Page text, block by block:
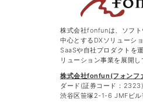
株式会社fonfunは、ソフト
中心とするDXソリューショ
SaaSや自社プロダクトを
リューション事業を展開し
株式会社fonfun(フォンフ
ダード(証券コード：
渋谷区笹塚2-1-6 JMFビ